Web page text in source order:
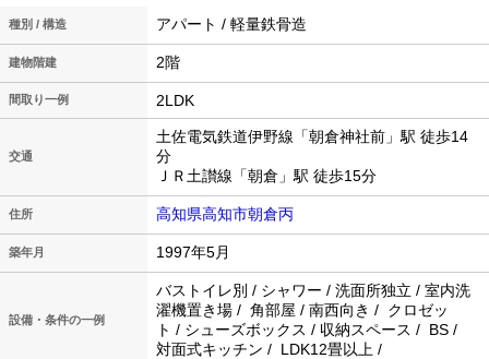
種別 / 構造 アパート / 軽量鉄骨造
建物階建 2階
間取り一例 2LDK
交通
土佐電気鉄道伊野線「朝倉神社前」駅 徒歩14
分
ＪＲ土讃線「朝倉」駅 徒歩15分
住所 高知県高知市朝倉丙
築年月 1997年5月
設備・条件の一例
バストイレ別 / シャワー / 洗面所独立 / 室内洗
濯機置き場 / 角部屋 / 南西向き / クロゼッ
ト / シューズボックス / 収納スペース / BS /
対面式キッチン / LDK12畳以上 /